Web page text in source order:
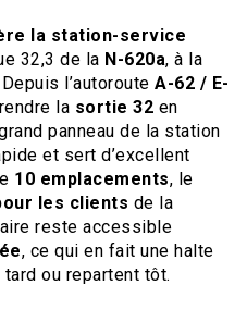
la station-service
32,3 de la N-620a, à la
l’autoroute A-62 / E-
la sortie 32 en
panneau de la station
et sert d’excellent
10 emplacements, le
les clients de la
reste accessible
, ce qui en fait une halte
ou repartent tôt.